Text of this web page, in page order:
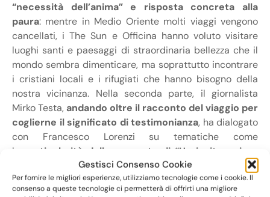
Gestisci Consenso Cookie
Per fornire le migliori esperienze, utilizziamo tecnologie come i cookie. Il
consenso a queste tecnologie ci permetterà di offrirti una migliore
“necessità dell’anima” e risposta concreta alla
paura: mentre in Medio Oriente molti viaggi vengono
cancellati, i The Sun e Officina hanno voluto visitare
luoghi santi e paesaggi di straordinaria bellezza che il
mondo sembra dimenticare, ma soprattutto incontrare
i cristiani locali e i rifugiati che hanno bisogno della
nostra vicinanza. Nella seconda parte, il giornalista
Mirko Testa, andando oltre il racconto del viaggio per
coglierne il significato di testimonianza, ha dialogato
con Francesco Lorenzi su tematiche come
la
particolarità della proposta di “Un invito poi un
– che i The Sun promuovono dal 2014 – le
difficoltà e le ferite che affrontano icristiani in
Mediorientee ilvalore della presenzacome gesto di